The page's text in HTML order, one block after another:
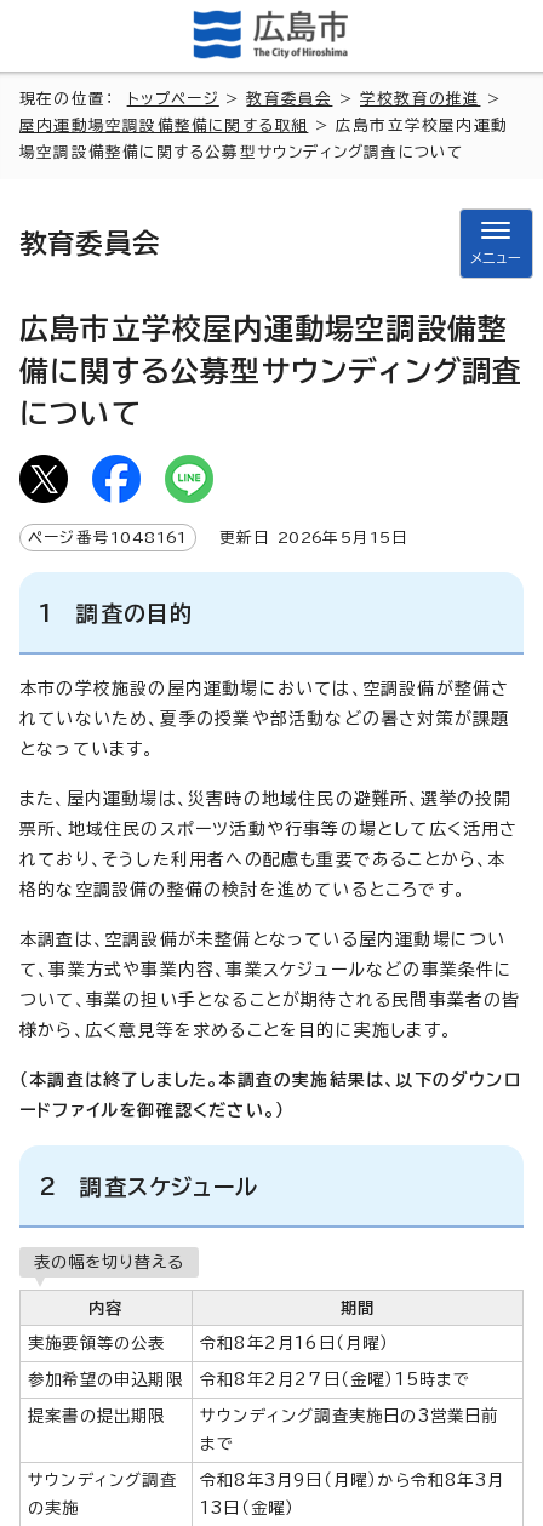
現在の位置： トップページ >教育委員会 >学校教育の推進
>
屋内運動場空調設備整備に関する取組
> 広島市立学校屋内運動
場空調設備整備に関する公募型サウンディング調査について
教育委員会
メニュー
広島市立学校屋内運動場空調設備整
備に関する公募型サウンディング調査
について
ページ番号 1048161 更新日 2026年5月 15 日
1 調査の目的
本市の学校施設の屋内運動場においては、空調設備が整備さ
れていないため、夏季の授業や部活動などの暑さ対策が課題
となっています。
また、屋内運動場は、災害時の地域住民の避難所、選挙の投開
票所、地域住民のスポーツ活動や行事等の場として広く活用さ
れており、そうした利用者への配慮も重要であることから、本
格的な空調設備の整備の検討を進めているところです。
本調査は、空調設備が未整備となっている屋内運動場につい
て、事業方式や事業内容、事業スケジュールなどの事業条件に
ついて、事業の担い手となることが期待される民間事業者の皆
様から、広く意見等を求めることを目的に実施します。
（本調査は終了しました。本調査の実施結果は、以下のダウンロ
ードファイルを御確認ください。）
2 調査スケジュール
表の幅を切り替える
内容 期間
実施要領等の公表 令和8年2月16日（月曜）
参加希望の申込期限 令和8年2月27日（金曜）15時まで
提案書の提出期限
サウンディング調査実施日の3営業日前
まで
サウンディング調査
の実施
令和8年3月9日（月曜）から令和8年3月
13日（金曜）